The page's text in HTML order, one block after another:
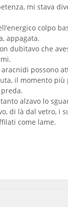
mi stava
colpo
appagata.
dubitavo che
possono
il momento
alzavo lo
di là dal vetro, i
come lame.